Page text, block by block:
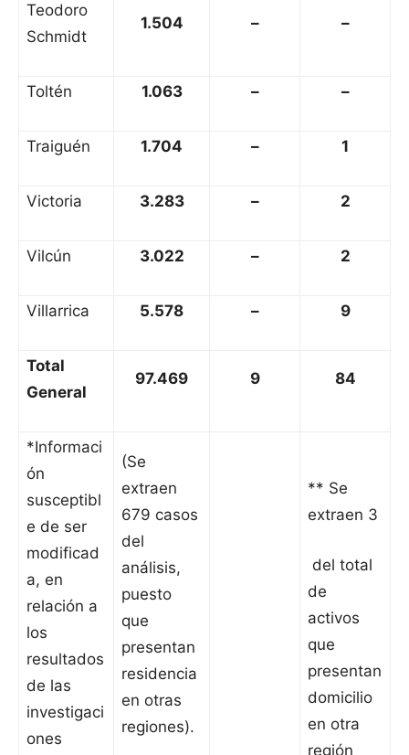
Teodoro
Schmidt
1.504 – –
Toltén 1.063 – –
Traiguén 1.704 – 1
Victoria 3.283 – 2
Vilcún 3.022 – 2
Villarrica 5.578 – 9
Total
General
97.469 9 84
*Informaci
ón
susceptibl
e de ser
modificad
a, en
relación a
los
resultados
de las
investigaci
ones
(Se
extraen
679 casos
del
análisis,
puesto
que
presentan
residencia
en otras
regiones).
** Se
extraen 3
del total
de
activos
que
presentan
domicilio
en otra
región